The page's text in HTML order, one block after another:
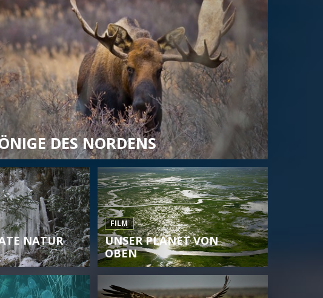
DES NORDENS
NATUR
FILM
UNSER PLANET VON
OBEN